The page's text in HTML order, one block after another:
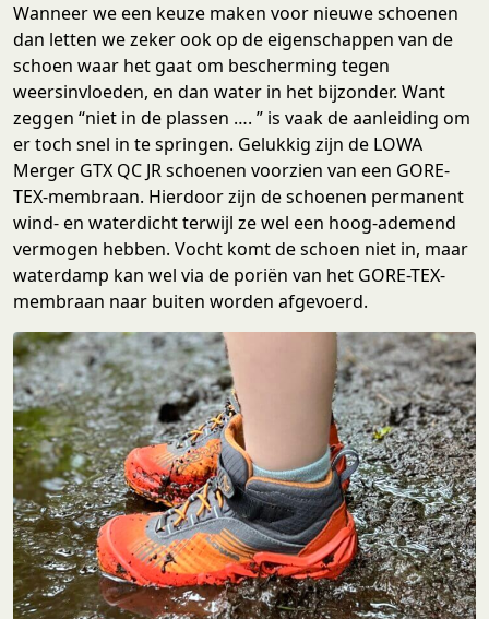
Wanneer we een keuze maken voor nieuwe schoenen
dan letten we zeker ook op de eigenschappen van de
schoen waar het gaat om bescherming tegen
weersinvloeden, en dan water in het bijzonder. Want
zeggen “niet in de plassen …. ” is vaak de aanleiding om
er toch snel in te springen. Gelukkig zijn de LOWA
Merger GTX QC JR schoenen voorzien van een GORE-
TEX-membraan. Hierdoor zijn de schoenen permanent
wind- en waterdicht terwijl ze wel een hoog-ademend
vermogen hebben. Vocht komt de schoen niet in, maar
waterdamp kan wel via de poriën van het GORE-TEX-
membraan naar buiten worden afgevoerd.